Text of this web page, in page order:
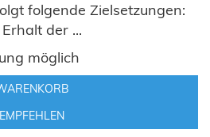
folgende Zielsetzungen:
der ...
möglich
EMPFEHLEN